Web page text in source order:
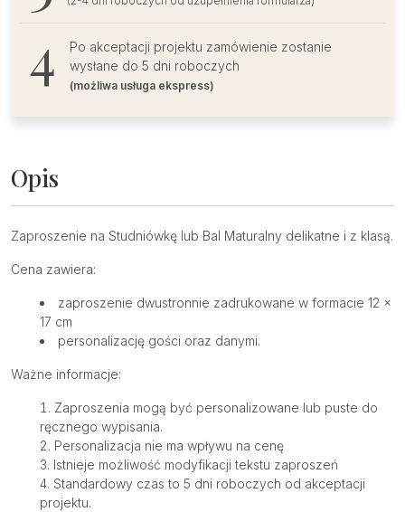
Po akceptacji projektu zamówienie zostanie
wysłane do 5 dni roboczych
(możliwa usługa ekspress)
Opis
Zaproszenie na Studniówkę lub Bal Maturalny delikatne i z klasą.
Cena zawiera:
zaproszenie dwustronnie zadrukowane w formacie 12 x
17 cm
personalizację gości oraz danymi.
Ważne informacje:
Zaproszenia mogą być personalizowane lub puste do
ręcznego wypisania.
Personalizacja nie ma wpływu na cenę
Istnieje możliwość modyfikacji tekstu zaproszeń
Standardowy czas to 5 dni roboczych od akceptacji
projektu.